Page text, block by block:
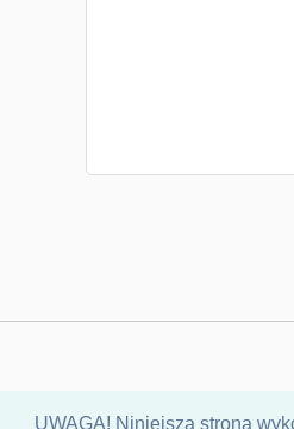
UWAGA! Niniejsza strona